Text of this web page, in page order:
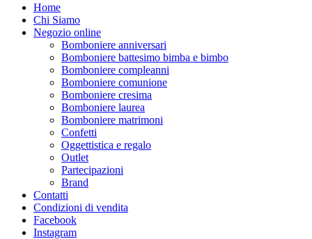
Home
Chi Siamo
Negozio online
Bomboniere anniversari
Bomboniere battesimo bimba e bimbo
Bomboniere compleanni
Bomboniere comunione
Bomboniere cresima
Bomboniere laurea
Bomboniere matrimoni
Confetti
Oggettistica e regalo
Outlet
Partecipazioni
Brand
Contatti
Condizioni di vendita
Facebook
Instagram